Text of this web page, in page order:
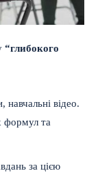
“глибокого
навчальні відео.
формул та
за цією